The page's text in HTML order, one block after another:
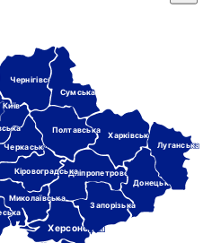
Черкаська
Чернігівська
Дніпропетровська
Донецька
Харківська
Херсонська
Кіровоградська
Луганська
Миколаївська
Полтавська
Сумська
Запорізька